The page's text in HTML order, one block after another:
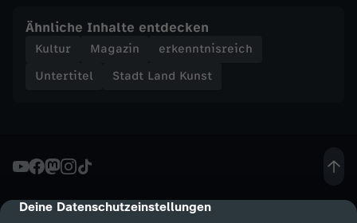
cmp-dialog-description
Deine Datenschutzeinstellungen
-
a
d
Ähnliche Inhalte entdecken
Kultur Magazin
erkenntnisreich
Untertitel
Stadt Land Kunst